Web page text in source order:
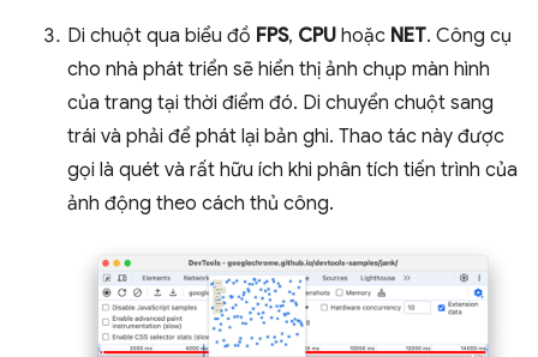
Di chuột qua biểu đồ FPS, CPU hoặc NET. Công cụ
cho nhà phát triển sẽ hiển thị ảnh chụp màn hình
của trang tại thời điểm đó. Di chuyển chuột sang
trái và phải để phát lại bản ghi. Thao tác này được
gọi là quét và rất hữu ích khi phân tích tiến trình của
ảnh động theo cách thủ công.